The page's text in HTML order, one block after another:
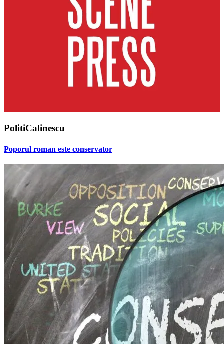
PolitiCalinescu
Poporul roman este conservator